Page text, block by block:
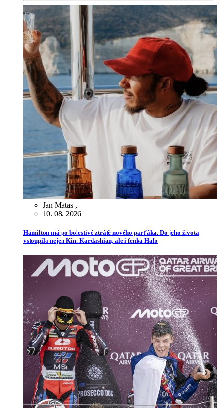
Jan Matas ,
10. 08. 2026
Hamilton má po bolestivé ztrátě nového parťáka. Do jeho života
vstoupila nejen Kim Kardashian, ale i fenka Halo